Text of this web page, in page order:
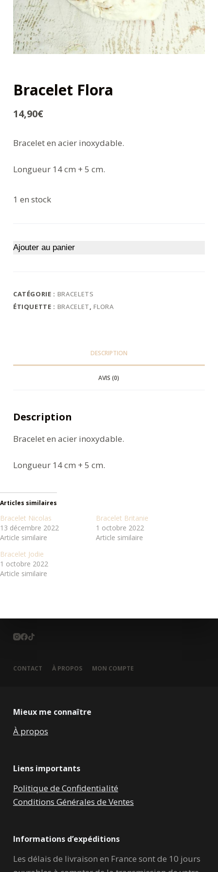
Bracelet Flora
14,90€
Bracelet en acier inoxydable.
Longueur 14 cm + 5 cm.
1 en stock
Ajouter au panier
CATÉGORIE : BRACELETS
ÉTIQUETTE : BRACELET,FLORA
DESCRIPTION
AVIS (0)
Description
Bracelet en acier inoxydable.
Longueur 14 cm + 5 cm.
Articles similaires
Bracelet Nicolas
13 décembre 2022
Article similaire
Bracelet Britanie
1 octobre 2022
Article similaire
Bracelet Jodie
1 octobre 2022
Article similaire
CONTACT À PROPOS MON COMPTE
Mieux me connaître
À propos
Liens importants
Politique de Confidentialité
Conditions Générales de Ventes
Informations d’expéditions
Les délais de livraison en France sont de 10 jours